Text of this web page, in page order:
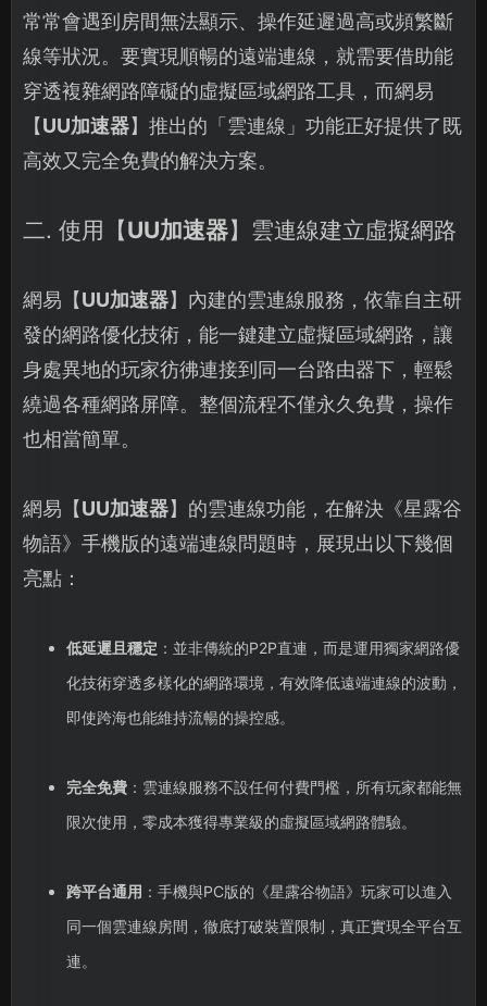
常常會遇到房間無法顯示、操作延遲過高或頻繁斷
線等狀況。要實現順暢的遠端連線，就需要借助能
穿透複雜網路障礙的虛擬區域網路工具，而網易
【UU加速器】推出的「雲連線」功能正好提供了既
高效又完全免費的解決方案。
二. 使用【UU加速器】雲連線建立虛擬網路
網易【UU加速器】內建的雲連線服務，依靠自主研
發的網路優化技術，能一鍵建立虛擬區域網路，讓
身處異地的玩家彷彿連接到同一台路由器下，輕鬆
繞過各種網路屏障。整個流程不僅永久免費，操作
也相當簡單。
網易【UU加速器】的雲連線功能，在解決《星露谷
物語》手機版的遠端連線問題時，展現出以下幾個
亮點：
低延遲且穩定 ：並非傳統的P2P直連，而是運用獨家網路優
化技術穿透多樣化的網路環境，有效降低遠端連線的波動，
即使跨海也能維持流暢的操控感。
完全免費：雲連線服務不設任何付費門檻，所有玩家都能無
限次使用，零成本獲得專業級的虛擬區域網路體驗。
跨平台通用 ：手機與PC版的《星露谷物語》玩家可以進入
同一個雲連線房間，徹底打破裝置限制，真正實現全平台互
連。